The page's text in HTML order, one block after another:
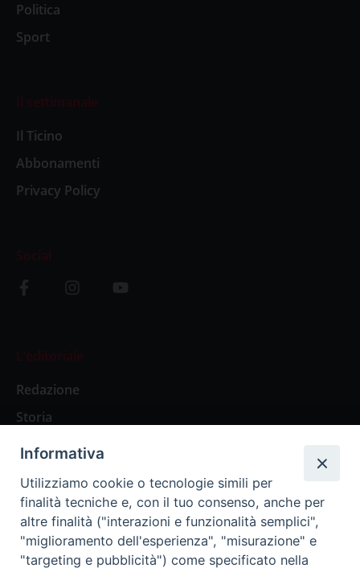
Politica
Sport
Il settimanale
Il Ticino
Abbonamenti
Privacy Policy
Social
L’editoriale
Redazione
Storia
Abbonamenti
Abbonamento Annuale Digitale
Abbonamento Annuale Cartaceo
Informativa
Utilizziamo cookie o tecnologie simili per
finalità tecniche e, con il tuo consenso, anche per
altre finalità ("interazioni e funzionalità semplici",
"miglioramento dell'esperienza", "misurazione" e
"targeting e pubblicità") come specificato nella